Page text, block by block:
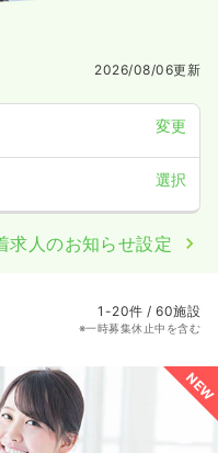
2026/08/06更新
変更
選択
求人のお知らせ設定
1-20件 / 60施設
※一時募集休止中を含む
NEW